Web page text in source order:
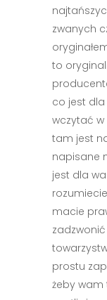
zwanych
to
co jest dla
wczytać w
tam jest
napisane
jest dla
macie
prostu
żeby wam